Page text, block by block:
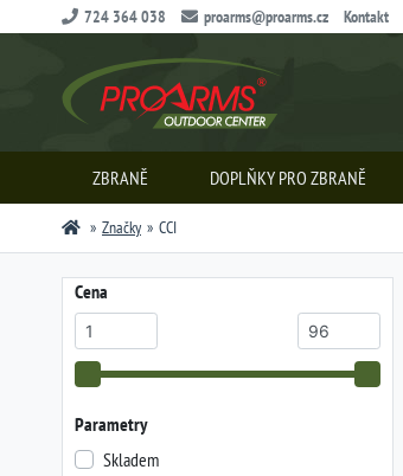
724 364 038 proarms@proarms.cz Kontakt
ZBRANĚ DOPLŇKY PRO ZBRANĚ
Značky CCI
Cena
Parametry
Skladem